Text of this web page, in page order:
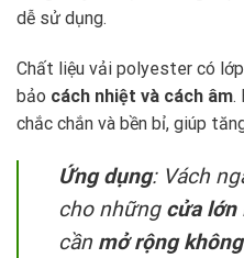
dễ sử dụng.
Chất liệu vải polyester có
bảo cách nhiệt và cách âm.
chắc chắn và bền bỉ, giúp
Ứng dụng: Vách
cho những cửa lớn
cần mở rộng